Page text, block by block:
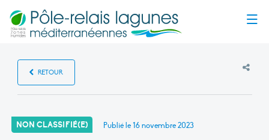
RETOUR
NON CLASSIFIÉ(E) Publié le16 novembre 2023